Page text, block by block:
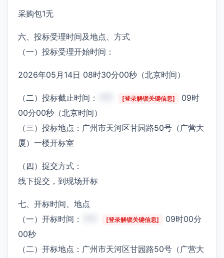
采购包1无
六、投标受理时间及地点、方式
（一）投标受理开始时间：
2026年05月14日 08时30分00秒（北京时间）
（二）投标截止时间： [登录解锁关键信息]
09时
00分00秒（北京时间）
（三）投标地点：广州市天河区甘园路50号（广营大
厦）一楼开标室
（四）提交方式：
线下提交，到现场开标
七、开标时间、地点
（一）开标时间：
[登录解锁关键信息]
09时00分
00秒
（二）开标地点：广州市天河区甘园路50号（广营大